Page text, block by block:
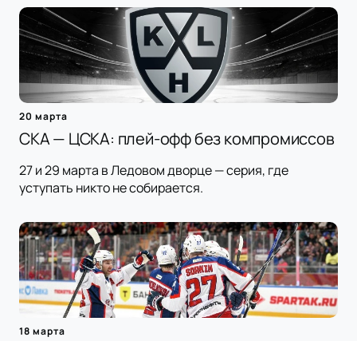
20 марта
СКА — ЦСКА: плей-офф без компромиссов
27 и 29 марта в Ледовом дворце — серия, где
уступать никто не собирается.
18 марта